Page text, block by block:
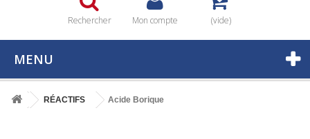
Rechercher Mon compte (vide)
MENU
RÉACTIFS Acide Borique